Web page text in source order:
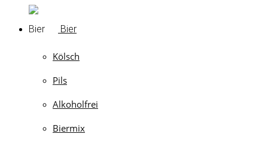
Bier
Kölsch
Pils
Alkoholfrei
Biermix